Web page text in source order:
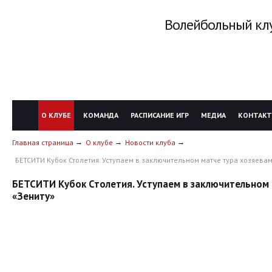
Волейбольный
О КЛУБЕ КОМАНДА РАСПИСАНИЕ ИГР МЕДИА
Главная страница О клубе
Новости клуба
БЕТСИТИ Кубок Столетия. Уступаем в заключительном матче тура
БЕТСИТИ Кубок Столетия. Уступаем в
«Зениту»